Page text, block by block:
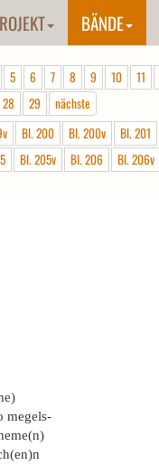
BÄNDE
5 6 7 8 9 10 11
28 29
nächste
Bl. 200 Bl. 200v Bl. 201
Bl. 205v Bl. 206 Bl. 206v
megels-